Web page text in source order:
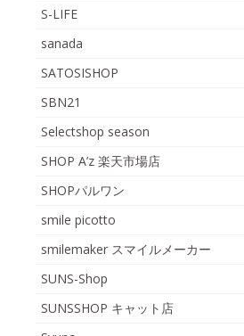
S-LIFE
sanada
SATOSISHOP
SBN21
Selectshop season
SHOP A’z 楽天市場店
SHOPパルワン
smile picotto
smilemaker スマイルメーカー
SUNS-Shop
SUNSSHOP キャット店